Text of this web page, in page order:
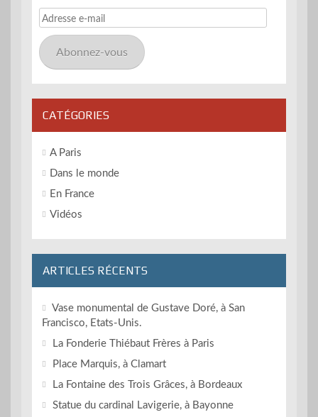
Adresse
e-
mail
Abonnez-vous
CATÉGORIES
A Paris
Dans le monde
En France
Vidéos
ARTICLES RÉCENTS
Vase monumental de Gustave Doré, à San
Francisco, Etats-Unis.
La Fonderie Thiébaut Frères à Paris
Place Marquis, à Clamart
La Fontaine des Trois Grâces, à Bordeaux
Statue du cardinal Lavigerie, à Bayonne